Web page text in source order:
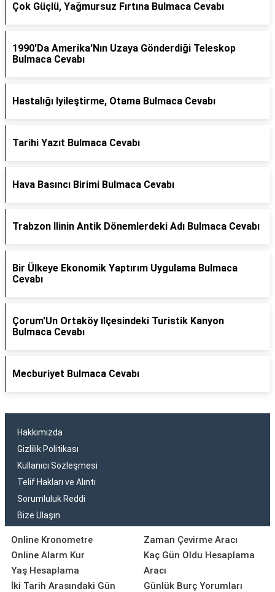
Çok Güçlü, Yağmursuz Fırtına Bulmaca Cevabı
1990'Da Amerika'Nın Uzaya Gönderdiği Teleskop
Bulmaca Cevabı
Hastalığı Iyileştirme, Otama Bulmaca Cevabı
Tarihi Yazıt Bulmaca Cevabı
Hava Basıncı Birimi Bulmaca Cevabı
Trabzon Ilinin Antik Dönemlerdeki Adı Bulmaca Cevabı
Bir Ülkeye Ekonomik Yaptırım Uygulama Bulmaca
Cevabı
Çorum'Un Ortaköy Ilçesindeki Turistik Kanyon
Bulmaca Cevabı
Mecburiyet Bulmaca Cevabı
Hakkımızda
Gizlilik Politikası
Kullanıcı Sözleşmesi
Telif Hakları ve Alıntı
Sorumluluk Reddi
Bize Ulaşın
Online Kronometre
Online Alarm Kur
Yaş Hesaplama
İki Tarih Arasındaki Gün
Zaman Çevirme Aracı
Kaç Gün Oldu Hesaplama
Aracı
Günlük Burç Yorumları